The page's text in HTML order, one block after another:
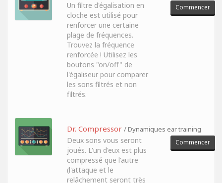
Un filtre d'égalisation en
cloche est utilisé pour
renforcer une certaine
plage de fréquences.
Trouvez la fréquence
renforcée ! Utilisez les
boutons "on/off" de
l'égaliseur pour comparer
les sons filtrés et non
filtrés.
Commencer
Dr. Compressor / Dynamiques ear training
Deux sons vous seront
joués. L'un d'eux est plus
compressé que l'autre
(l'attaque et le
relâchement seront très
Commencer